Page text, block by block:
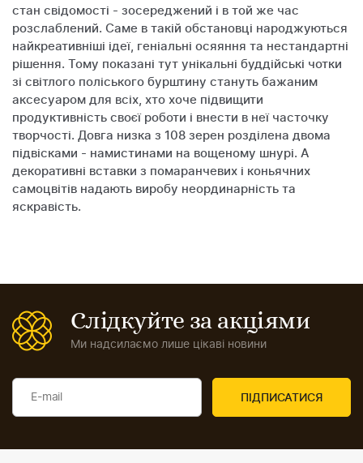
стан свідомості - зосереджений і в той же час
розслаблений. Саме в такій обстановці народжуються
найкреативніші ідеї, геніальні осяяння та нестандартні
рішення. Тому показані тут унікальні буддійські чотки
зі світлого поліського бурштину стануть бажаним
аксесуаром для всіх, хто хоче підвищити
продуктивність своєї роботи і внести в неї часточку
творчості. Довга низка з 108 зерен розділена двома
підвісками - намистинами на вощеному шнурі. А
декоративні вставки з помаранчевих і коньячних
самоцвітів надають виробу неординарність та
яскравість.
Слідкуйте за акціями
Ми надсилаємо лише цікаві новини